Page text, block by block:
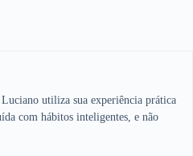
utiliza sua experiência prática
com hábitos inteligentes, e não